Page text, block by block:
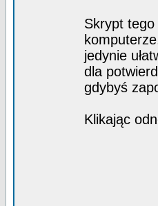
Skrypt
jedynie
dla
gdybyś
Klikając